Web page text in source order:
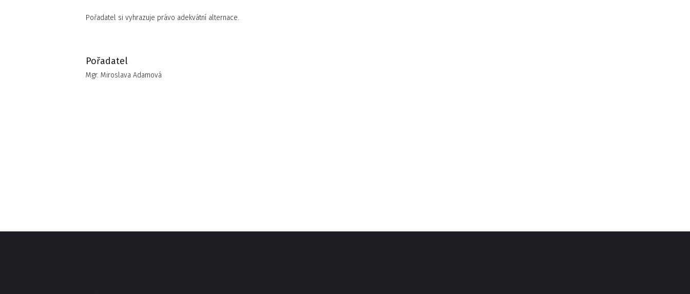
Pořadatel si vyhrazuje právo adekvátní alternace.
Pořadatel
Mgr. Miroslava Adamová